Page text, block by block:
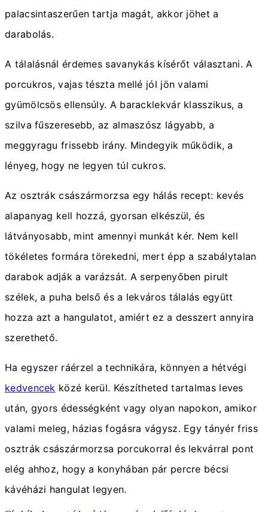
palacsintaszerűen tartja magát, akkor jöhet a
darabolás.
A tálalásnál érdemes savanykás kísérőt választani. A
porcukros, vajas tészta mellé jól jön valami
gyümölcsös ellensúly. A baracklekvár klasszikus, a
szilva fűszeresebb, az almaszósz lágyabb, a
meggyragu frissebb irány. Mindegyik működik, a
lényeg, hogy ne legyen túl cukros.
Az osztrák császármorzsa egy hálás recept: kevés
alapanyag kell hozzá, gyorsan elkészül, és
látványosabb, mint amennyi munkát kér. Nem kell
tökéletes formára törekedni, mert épp a szabálytalan
darabok adják a varázsát. A serpenyőben pirult
szélek, a puha belső és a lekváros tálalás együtt
hozza azt a hangulatot, amiért ez a desszert annyira
szerethető.
Ha egyszer ráérzel a technikára, könnyen a hétvégi
kedvencek közé kerül. Készítheted tartalmas leves
után, gyors édességként vagy olyan napokon, amikor
valami meleg, házias fogásra vágysz. Egy tányér friss
osztrák császármorzsa porcukorral és lekvárral pont
elég ahhoz, hogy a konyhában pár percre bécsi
kávéházi hangulat legyen.